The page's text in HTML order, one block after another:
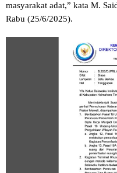
masyarakat adat,” kata M.
Rabu (25/6/2025).